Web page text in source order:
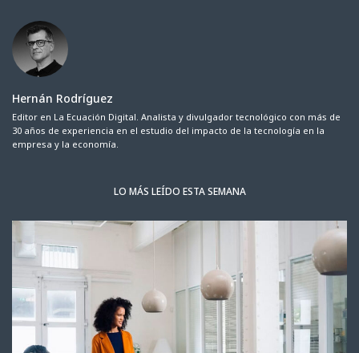
Hernán Rodríguez
Editor en La Ecuación Digital. Analista y divulgador tecnológico con más de
30 años de experiencia en el estudio del impacto de la tecnología en la
empresa y la economía.
LO MÁS LEÍDO ESTA SEMANA